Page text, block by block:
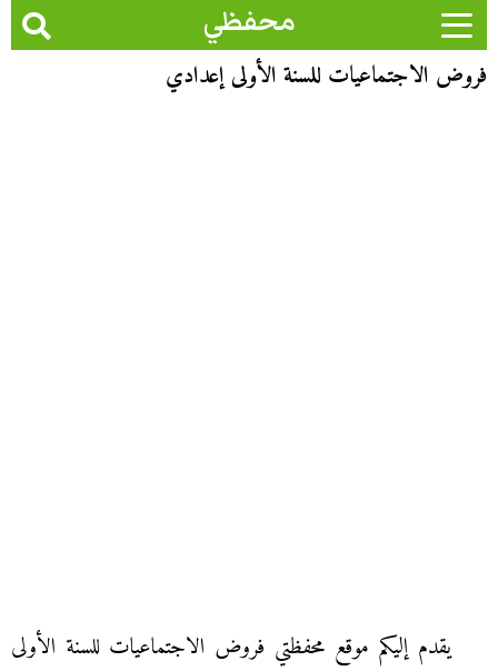
محفظي
فروض الاجتماعيات للسنة الأولى إعدادي
يقدم إليكم موقع محفظتي فروض الاجتماعيات للسنة الأولى